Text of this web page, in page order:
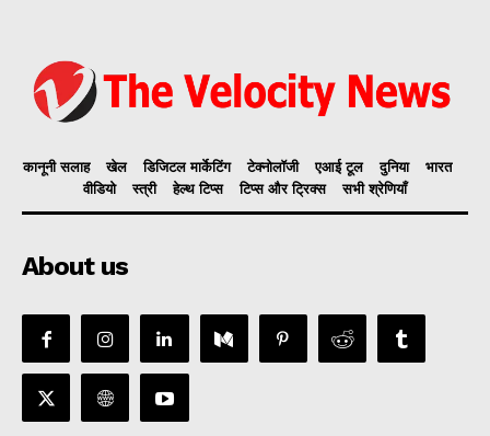
कानूनी सलाह खेल डिजिटल मार्केटिंग टेक्नोलॉजी एआई टूल दुनिया
भारत
वीडियो
स्त्री हेल्थ टिप्स टिप्स और ट्रिक्स सभी श्रेणियाँ
About us